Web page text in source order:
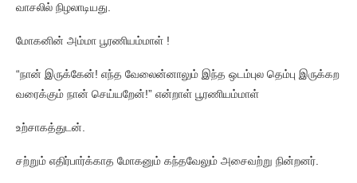
வாசலில் நிழலாடியது.
மோகனின் அம்மா பூரணியம்மாள் !
“நான் இருக்கேன்! எந்த வேலைன்னாலும் இந்த ஒடம்புல தெம்பு இருக்கற
வரைக்கும் நான் செய்யறேன்!” என்றாள் பூரணியம்மாள்
உற்சாகத்துடன்.
சற்றும் எதிர்பார்க்காத மோகனும் கந்தவேலும் அசைவற்று நின்றனர்.